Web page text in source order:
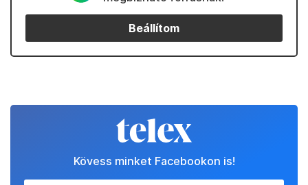
Beállítom
Kövess minket Facebookon is!